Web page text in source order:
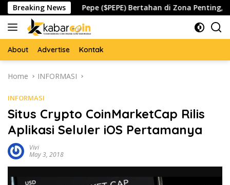
Skip
to
content
Breaking NewsPepe ($PEPE) Bertahan di Zona Penting,
About Advertise Kontak
Home INFORMASI
INFORMASI
Situs Crypto CoinMarketCap Rilis
Aplikasi Seluler iOS Pertamanya
Vivi
May 3, 2018